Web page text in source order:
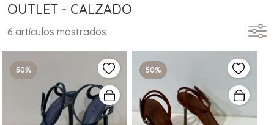
OUTLET - CALZADO
6 artículos mostrados
50% 50%